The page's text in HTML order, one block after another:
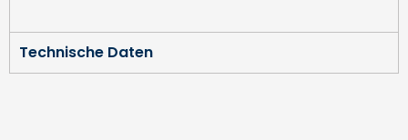
Technische Daten